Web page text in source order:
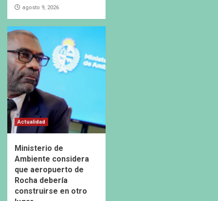
agosto 9, 2026
Actualidad
Ministerio de
Ambiente considera
que aeropuerto de
Rocha debería
construirse en otro